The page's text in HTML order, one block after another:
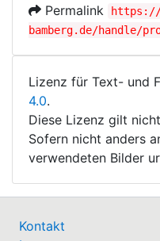
Permalink
https://
bamberg.de/handle/
Lizenz für Text- und
4.0.
Diese Lizenz gilt
Sofern nicht anders
verwendeten Bilder
Kontakt